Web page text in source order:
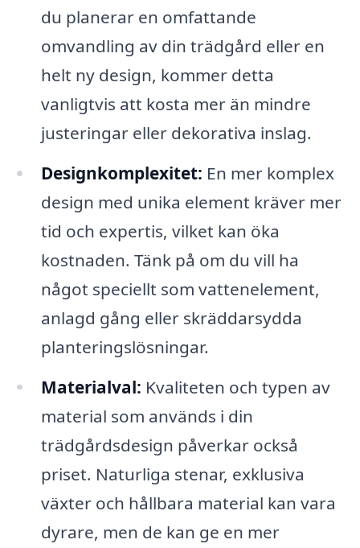
du planerar en omfattande
omvandling av din trädgård eller en
helt ny design, kommer detta
vanligtvis att kosta mer än mindre
justeringar eller dekorativa inslag.
Designkomplexitet: En mer komplex
design med unika element kräver mer
tid och expertis, vilket kan öka
kostnaden. Tänk på om du vill ha
något speciellt som vattenelement,
anlagd gång eller skräddarsydda
planteringslösningar.
Materialval: Kvaliteten och typen av
material som används i din
trädgårdsdesign påverkar också
priset. Naturliga stenar, exklusiva
växter och hållbara material kan vara
dyrare, men de kan ge en mer